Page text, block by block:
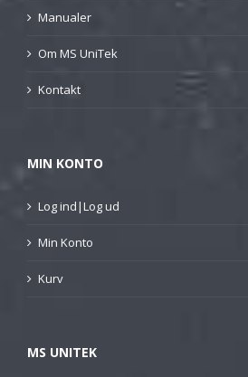
Manualer
Om MS UniTek
Kontakt
MIN KONTO
Log ind|Log ud
Min Konto
Kurv
MS UNITEK